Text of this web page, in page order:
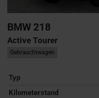
BMW 218
Active Tourer
Gebrauchtwagen
Typ
Kilometerstand